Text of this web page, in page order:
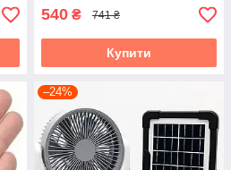
540 ₴ 741 ₴
Купити
–24%